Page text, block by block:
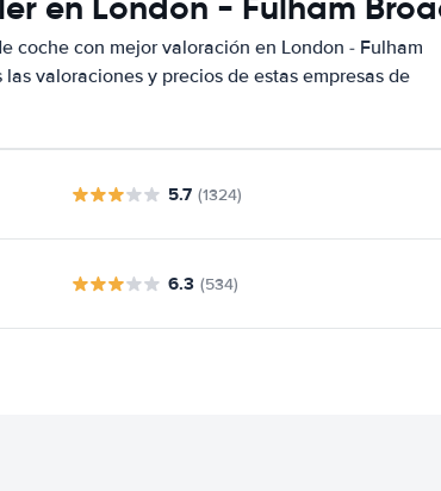
coche con mejor valoración en London - Fulham
valoraciones y precios de estas empresas de
5.7 (1324)
6.3 (534)